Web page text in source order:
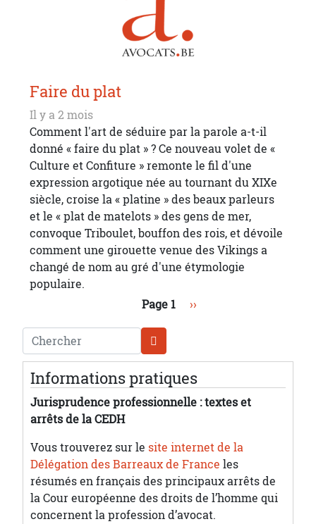
Faire du plat
Il y a 2 mois
Comment l'art de séduire par la parole a-t-il
donné « faire du plat » ? Ce nouveau volet de «
Culture et Confiture » remonte le fil d'une
expression argotique née au tournant du XIXe
siècle, croise la « platine » des beaux parleurs
et le « plat de matelots » des gens de mer,
convoque Triboulet, bouffon des rois, et dévoile
comment une girouette venue des Vikings a
changé de nom au gré d'une étymologie
populaire.
Page 1 Page suivante
››
Chercher
Informations pratiques
Jurisprudence professionnelle : textes et
arrêts de la CEDH
Vous trouverez sur le site internet de la
Délégation des Barreaux de France les
résumés en français des principaux arrêts de
la Cour européenne des droits de l’homme qui
concernent la profession d’avocat.